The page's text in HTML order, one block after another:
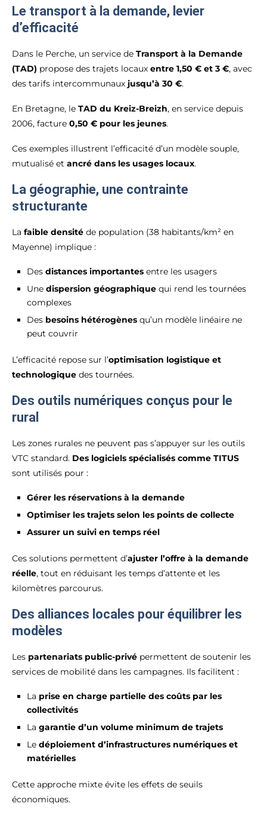
Le transport à la demande, levier
d’efficacité
Dans le Perche, un service de Transport à la Demande
(TAD) propose des trajets locaux entre 1,50 € et 3 €, avec
des tarifs intercommunaux jusqu’à 30 €.
En Bretagne, le TAD du Kreiz-Breizh, en service depuis
2006, facture 0,50 € pour les jeunes.
Ces exemples illustrent l’efficacité d’un modèle souple,
mutualisé et ancré dans les usages locaux.
La géographie, une contrainte
structurante
La faible densité de population (38 habitants/km² en
Mayenne) implique :
Des distances importantes entre les usagers
Une dispersion géographique qui rend les tournées
complexes
Des besoins hétérogènes qu’un modèle linéaire ne
peut couvrir
L’efficacité repose sur l’optimisation logistique et
technologique des tournées.
Des outils numériques conçus pour le
rural
Les zones rurales ne peuvent pas s’appuyer sur les outils
VTC standard. Des logiciels spécialisés comme TITUS
sont utilisés pour :
Gérer les réservations à la demande
Optimiser les trajets selon les points de collecte
Assurer un suivi en temps réel
Ces solutions permettent d’ajuster l’offre à la demande
réelle, tout en réduisant les temps d’attente et les
kilomètres parcourus.
Des alliances locales pour équilibrer les
modèles
Les partenariats public-privé permettent de soutenir les
services de mobilité dans les campagnes. Ils facilitent :
La prise en charge partielle des coûts par les
collectivités
La garantie d’un volume minimum de trajets
Le déploiement d’infrastructures numériques et
matérielles
Cette approche mixte évite les effets de seuils
économiques.